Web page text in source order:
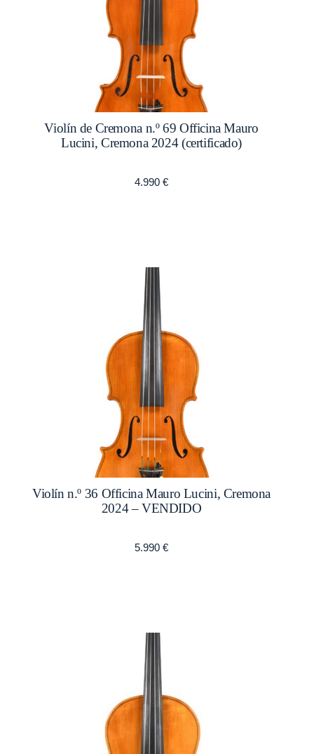
Violín de Cremona n.º 69 Officina Mauro
Lucini, Cremona 2024 (certificado)
4.990 €
Violín n.º 36 Officina Mauro Lucini, Cremona
2024 – VENDIDO
5.990 €